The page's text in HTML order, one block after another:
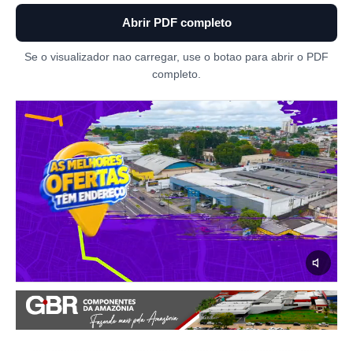
Abrir PDF completo
Se o visualizador nao carregar, use o botao para abrir o PDF
completo.